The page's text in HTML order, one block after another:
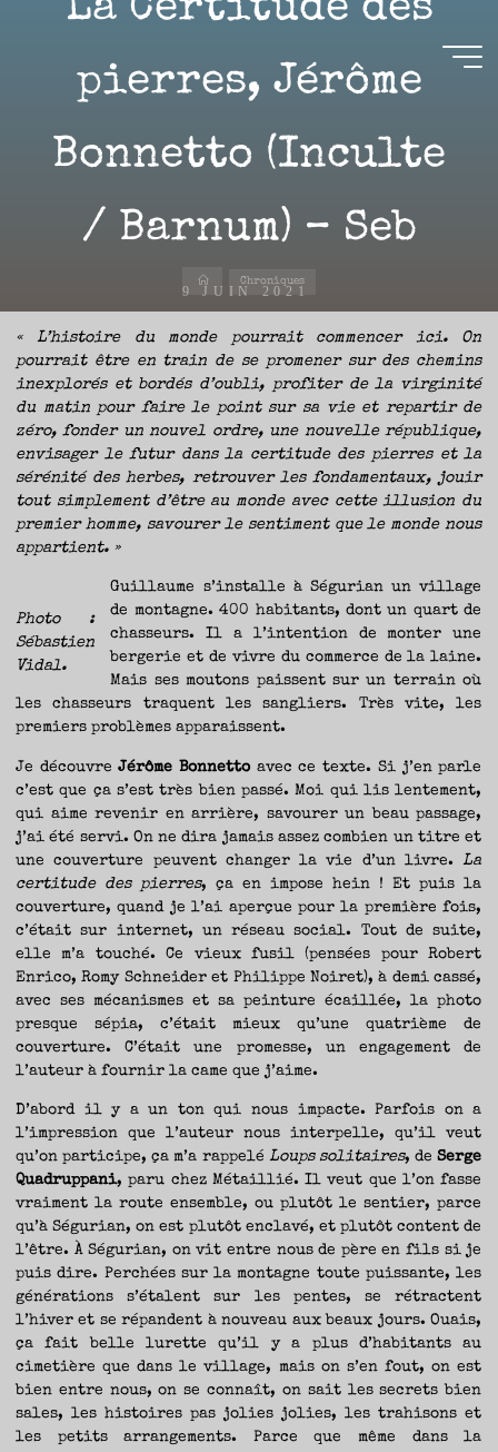
Aire(s)
Libre(s)
LES
YEUX
SUR
L’ACTUALITÉ
LITTÉRAIRE
SANS
COURIR
EN
PERMANENCE
APRÈS
LES
NOUVEAUTÉS.
S’AUTORISER
LES
CHEMINS
TRAVERSE
ET
LES
PAS
CÔTÉ,
PARLER
NE
S’INTERDIRE
D’AUTRES
HORIZONS.
BREF,
À
L’EAU
SE
SELLE
ET
CE
ADVIENT.
AIRE(S)
LIBRE(S),
ÇA
ICI.
La Certitude des
pierres, Jérôme
Bonnetto (Inculte
/ Barnum) – Seb
9 JUIN 2021
Nicolas
AccueilChroniques
« L’histoire du monde pourrait commencer ici. On
pourrait être en train de se promener sur des chemins
inexplorés et bordés d’oubli, profiter de la virginité
du matin pour faire le point sur sa vie et repartir de
zéro, fonder un nouvel ordre, une nouvelle république,
envisager le futur dans la certitude des pierres et la
sérénité des herbes, retrouver les fondamentaux, jouir
tout simplement d’être au monde avec cette illusion du
premier homme, savourer le sentiment que le monde nous
appartient. »
Photo :
Sébastien
Vidal.
Guillaume s’installe à Ségurian un village
de montagne. 400 habitants, dont un quart de
chasseurs. Il a l’intention de monter une
bergerie et de vivre du commerce de la laine.
Mais ses moutons paissent sur un terrain où
les chasseurs traquent les sangliers. Très vite, les
premiers problèmes apparaissent.
Je découvreJérôme Bonnetto avec ce texte. Si j’en parle
c’est que ça s’est très bien passé. Moi qui lis lentement,
qui aime revenir en arrière, savourer un beau passage,
j’ai été servi. On ne dira jamais assez combien un titre et
une couverture peuvent changer la vie d’un livre. La
certitude des pierres, ça en impose hein ! Et puis la
couverture, quand je l’ai aperçue pour la première fois,
c’était sur internet, un réseau social. Tout de suite,
elle m’a touché. Ce vieux fusil (pensées pour Robert
Enrico, Romy Schneider et Philippe Noiret), à demi cassé,
avec ses mécanismes et sa peinture écaillée, la photo
presque sépia, c’était mieux qu’une quatrième de
couverture. C’était une promesse, un engagement de
l’auteur à fournir la came que j’aime.
D’abord il y a un ton qui nous impacte. Parfois on a
l’impression que l’auteur nous interpelle, qu’il veut
qu’on participe, ça m’a rappelé Loups solitaires, deSerge
Quadruppani, paru chez Métaillié. Il veut que l’on fasse
vraiment la route ensemble, ou plutôt le sentier, parce
qu’à Ségurian, on est plutôt enclavé, et plutôt content de
l’être. À Ségurian, on vit entre nous de père en fils si je
puis dire. Perchées sur la montagne toute puissante, les
générations s’étalent sur les pentes, se rétractent
l’hiver et se répandent à nouveau aux beaux jours. Ouais,
ça fait belle lurette qu’il y a plus d’habitants au
cimetière que dans le village, mais on s’en fout, on est
bien entre nous, on se connaît, on sait les secrets bien
sales, les histoires pas jolies jolies, les trahisons et
les petits arrangements. Parce que même dans la